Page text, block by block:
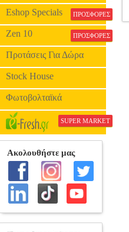
Eshop Specials ΠΡΟΣΦΟΡΕΣ
Zen 10 ΠΡΟΣΦΟΡΕΣ
Προτάσεις Για Δώρα
Stock House
Φωτοβολταϊκά
SUPER MARKET